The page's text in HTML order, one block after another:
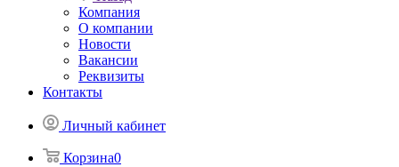
Компания
О компании
Новости
Вакансии
Реквизиты
Контакты
Личный кабинет
Корзина0